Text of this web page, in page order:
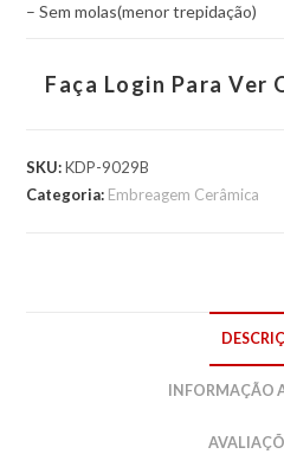
– Sem molas(menor trepidação)
Faça Login Para Ver
SKU:KDP-9029B
Categoria: Embreagem Cerâmica
INFORMAÇÃO